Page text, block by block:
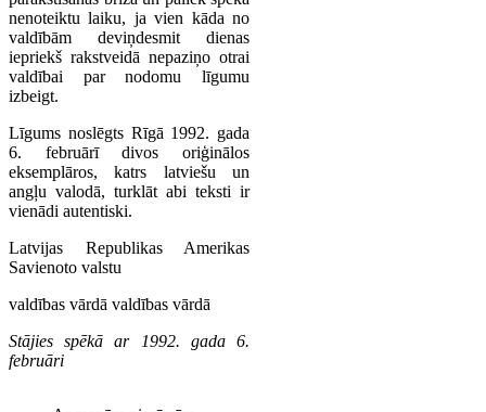
nenoteiktu laiku, ja vien kāda no
valdībām deviņdesmit dienas
iepriekš rakstveidā nepaziņo otrai
valdībai par nodomu līgumu
izbeigt.
Līgums noslēgts Rīgā 1992. gada
6. februārī divos oriģinālos
eksemplāros, katrs latviešu un
angļu valodā, turklāt abi teksti ir
vienādi autentiski.
Latvijas Republikas Amerikas
Savienoto valstu
valdības vārdā valdības vārdā
Stājies spēkā ar 1992. gada 6.
februāri